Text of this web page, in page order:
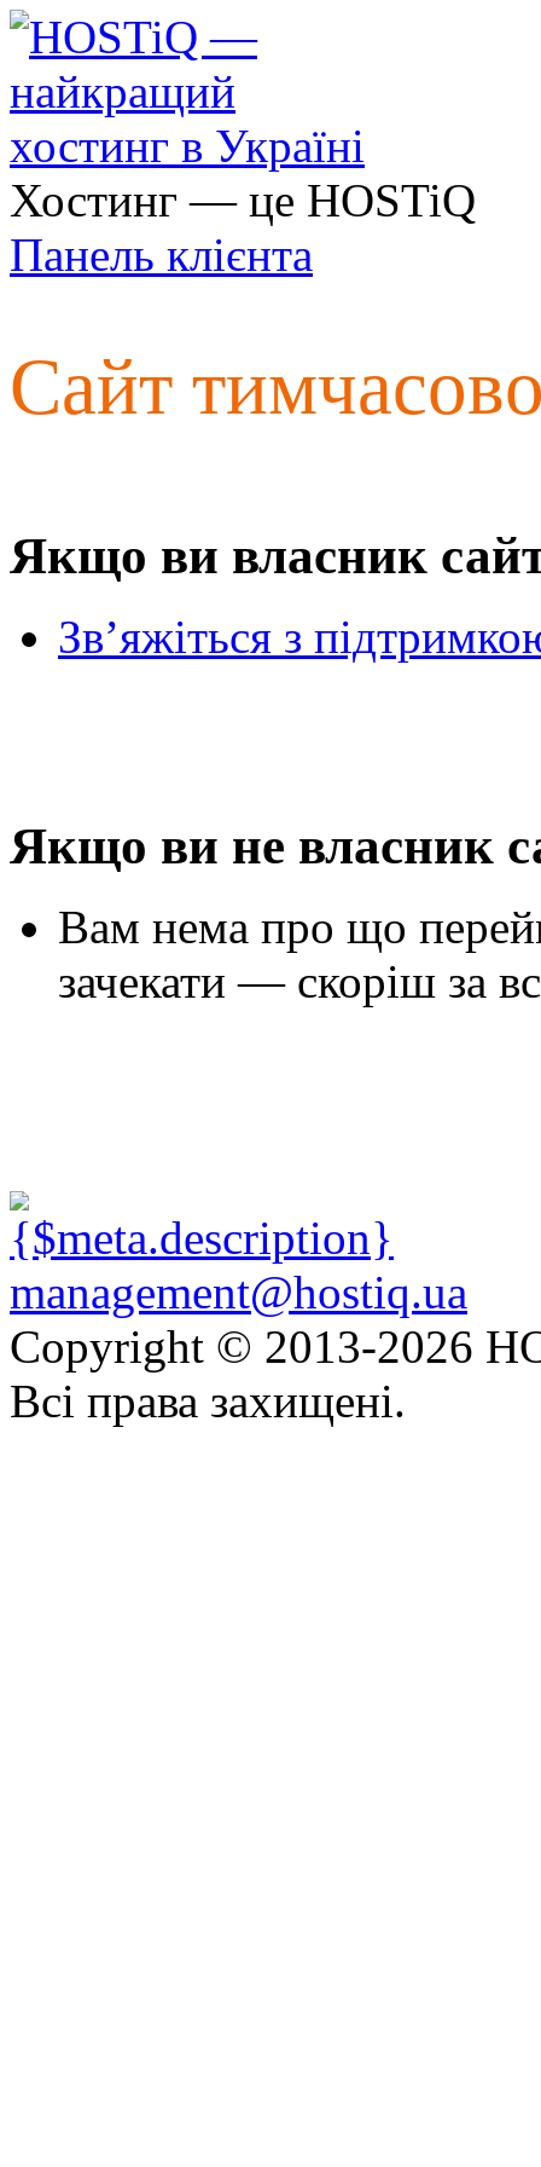
Хостинг — це HOSTiQ
Панель клієнта
Сайт
Якщо ви власник
Зв’яжіться з
Якщо ви не власник
Вам нема про що
зачекати — скоріш за
management@hostiq.ua
Copyright © 2013-2026
Всі права захищені.